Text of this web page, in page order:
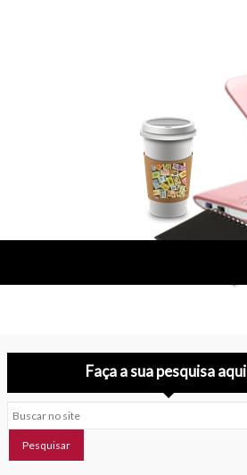
Faça a sua pesquisa aqui
Buscar no site